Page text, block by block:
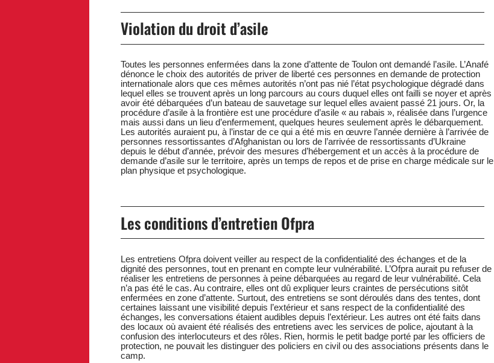
Violation du droit d’asile
Toutes les personnes enfermées dans la zone d’attente de Toulon ont demandé l’asile. L’Anafé
dénonce le choix des autorités de priver de liberté ces personnes en demande de protection
internationale alors que ces mêmes autorités n’ont pas nié l’état psychologique dégradé dans
lequel elles se trouvent après un long parcours au cours duquel elles ont failli se noyer et après
avoir été débarquées d’un bateau de sauvetage sur lequel elles avaient passé 21 jours. Or, la
procédure d’asile à la frontière est une procédure d’asile « au rabais », réalisée dans l’urgence
mais aussi dans un lieu d’enfermement, quelques heures seulement après le débarquement.
Les autorités auraient pu, à l’instar de ce qui a été mis en œuvre l’année dernière à l’arrivée de
personnes ressortissantes d’Afghanistan ou lors de l’arrivée de ressortissants d’Ukraine
depuis le début d’année, prévoir des mesures d’hébergement et un accès à la procédure de
demande d’asile sur le territoire, après un temps de repos et de prise en charge médicale sur le
plan physique et psychologique.
Les conditions d’entretien Ofpra
Les entretiens Ofpra doivent veiller au respect de la confidentialité des échanges et de la
dignité des personnes, tout en prenant en compte leur vulnérabilité. L’Ofpra aurait pu refuser de
réaliser les entretiens de personnes à peine débarquées au regard de leur vulnérabilité. Cela
n’a pas été le cas. Au contraire, elles ont dû expliquer leurs craintes de persécutions sitôt
enfermées en zone d’attente. Surtout, des entretiens se sont déroulés dans des tentes, dont
certaines laissant une visibilité depuis l’extérieur et sans respect de la confidentialité des
échanges, les conversations étaient audibles depuis l’extérieur. Les autres ont été faits dans
des locaux où avaient été réalisés des entretiens avec les services de police, ajoutant à la
confusion des interlocuteurs et des rôles. Rien, hormis le petit badge porté par les officiers de
protection, ne pouvait les distinguer des policiers en civil ou des associations présents dans le
camp.